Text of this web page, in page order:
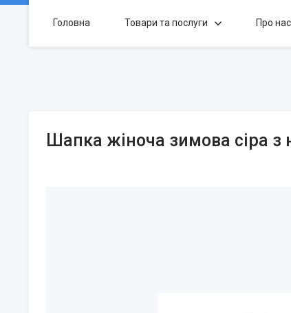
Головна Товари та послуги Про нас
Шапка жіноча зимова сіра з